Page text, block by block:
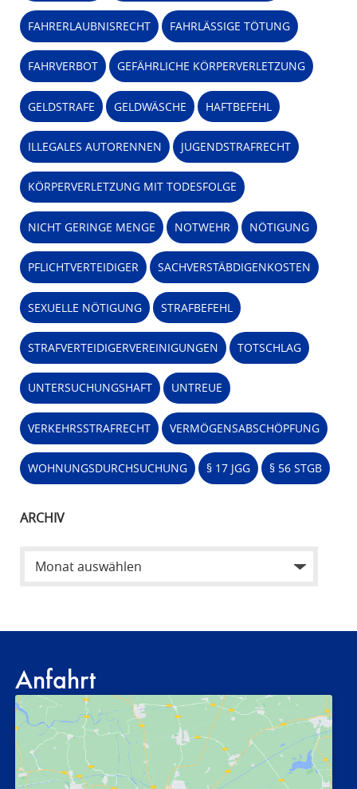
FAHRERLAUBNISRECHT FAHRLÄSSIGE TÖTUNG
FAHRVERBOT GEFÄHRLICHE KÖRPERVERLETZUNG
GELDSTRAFE GELDWÄSCHE HAFTBEFEHL
ILLEGALES AUTORENNEN JUGENDSTRAFRECHT
KÖRPERVERLETZUNG MIT TODESFOLGE
NICHT GERINGE MENGE NOTWEHR NÖTIGUNG
PFLICHTVERTEIDIGER SACHVERSTÄBDIGENKOSTEN
SEXUELLE NÖTIGUNG STRAFBEFEHL
STRAFVERTEIDIGERVEREINIGUNGEN TOTSCHLAG
UNTERSUCHUNGSHAFT UNTREUE
VERKEHRSSTRAFRECHT VERMÖGENSABSCHÖPFUNG
WOHNUNGSDURCHSUCHUNG § 17 JGG § 56 STGB
ARCHIV
Anfahrt